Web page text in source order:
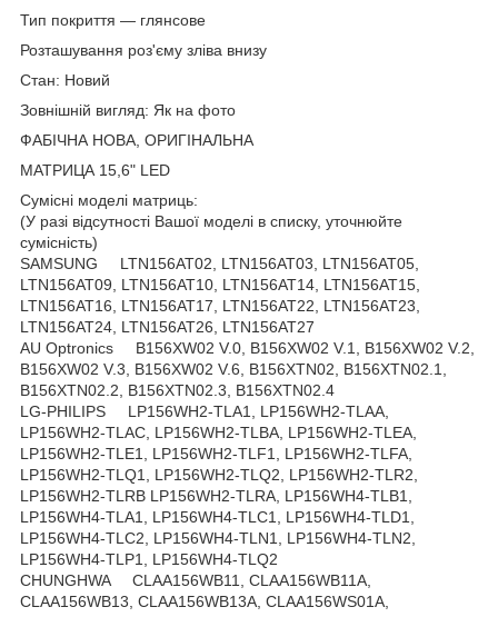
Тип покриття — глянсове
Розташування роз'єму зліва внизу
Стан: Новий
Зовнішній вигляд: Як на фото
ФАБІЧНА НОВА, ОРИГІНАЛЬНА
МАТРИЦА 15,6" LED
Сумісні моделі матриць:
(У разі відсутності Вашої моделі в списку, уточнюйте
сумісність)
SAMSUNG LTN156AT02, LTN156AT03, LTN156AT05,
LTN156AT09, LTN156AT10, LTN156AT14, LTN156AT15,
LTN156AT16, LTN156AT17, LTN156AT22, LTN156AT23,
LTN156AT24, LTN156AT26, LTN156AT27
AU Optronics B156XW02 V.0, B156XW02 V.1, B156XW02 V.2,
B156XW02 V.3, B156XW02 V.6, B156XTN02, B156XTN02.1,
B156XTN02.2, B156XTN02.3, B156XTN02.4
LG-PHILIPS LP156WH2-TLA1, LP156WH2-TLAA,
LP156WH2-TLAC, LP156WH2-TLBA, LP156WH2-TLEA,
LP156WH2-TLE1, LP156WH2-TLF1, LP156WH2-TLFA,
LP156WH2-TLQ1, LP156WH2-TLQ2, LP156WH2-TLR2,
LP156WH2-TLRB LP156WH2-TLRA, LP156WH4-TLB1,
LP156WH4-TLA1, LP156WH4-TLC1, LP156WH4-TLD1,
LP156WH4-TLC2, LP156WH4-TLN1, LP156WH4-TLN2,
LP156WH4-TLP1, LP156WH4-TLQ2
CHUNGHWA CLAA156WB11, CLAA156WB11A,
CLAA156WB13, CLAA156WB13A, CLAA156WS01A,